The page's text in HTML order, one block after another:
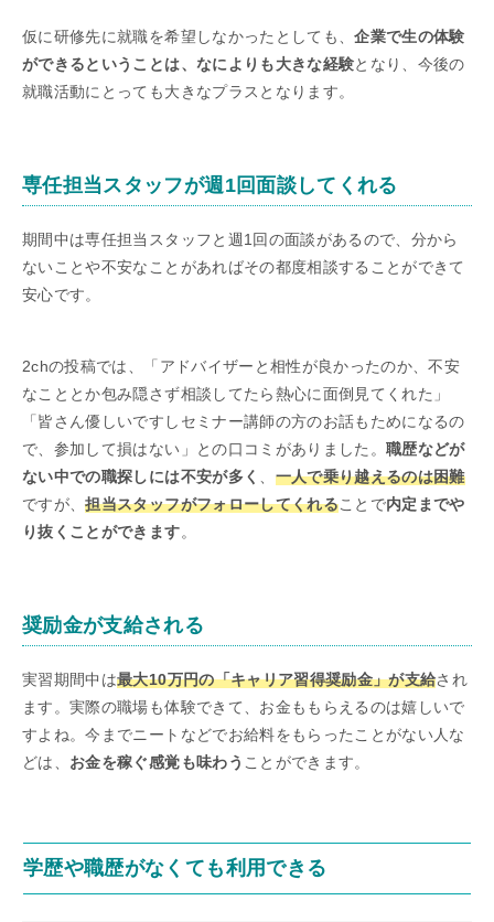
仮に研修先に就職を希望しなかったとしても、企業で生の体験
ができるということは、なによりも大きな経験となり、今後の
就職活動にとっても大きなプラスとなります。
専任担当スタッフが週1回面談してくれる
期間中は専任担当スタッフと週1回の面談があるので、分から
ないことや不安なことがあればその都度相談することができて
安心です。
2chの投稿では、「アドバイザーと相性が良かったのか、不安
なこととか包み隠さず相談してたら熱心に面倒見てくれた」
「皆さん優しいですしセミナー講師の方のお話もためになるの
で、参加して損はない」との口コミがありました。職歴などが
ない中での職探しには不安が多く 、 一人で乗り越えるのは困難
ですが、担当スタッフがフォローしてくれることで内定までや
り抜くことができます。
奨励金が支給される
実習期間中は最大10万円の「キャリア習得奨励金」が支給され
ます。実際の職場も体験できて、お金ももらえるのは嬉しいで
すよね。今までニートなどでお給料をもらったことがない人な
どは、 お金を稼ぐ感覚も味わう ことができます。
学歴や職歴がなくても利用できる